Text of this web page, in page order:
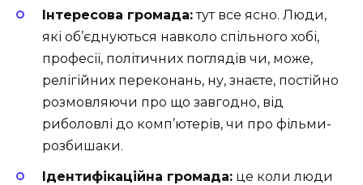
Інтересова громада:тут все ясно. Люди,
які об’єднуються навколо спільного хобі,
професії, політичних поглядів чи, може,
релігійних переконань, ну, знаєте, постійно
розмовляючи про що завгодно, від
риболовлі до комп’ютерів, чи про фільми-
розбишаки.
Ідентифікаційна громада: це коли люди